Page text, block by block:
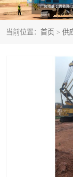
当前位置： 首页 > 供
强夯队伍